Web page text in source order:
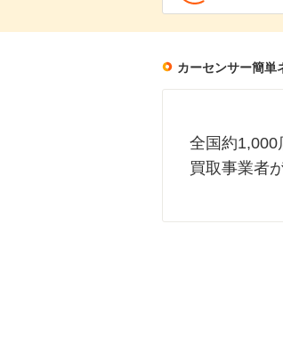
カーセンサー簡単
全国約1,000
買取事業者